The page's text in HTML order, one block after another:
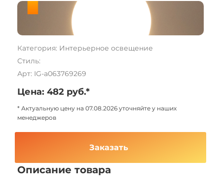
Категория: Интерьерное освещение
Стиль:
Арт: IG-a063769269
Цена: 482 руб.*
* Актуальную цену на 07.08.2026 уточняйте у наших
менеджеров
Заказать
Описание товара